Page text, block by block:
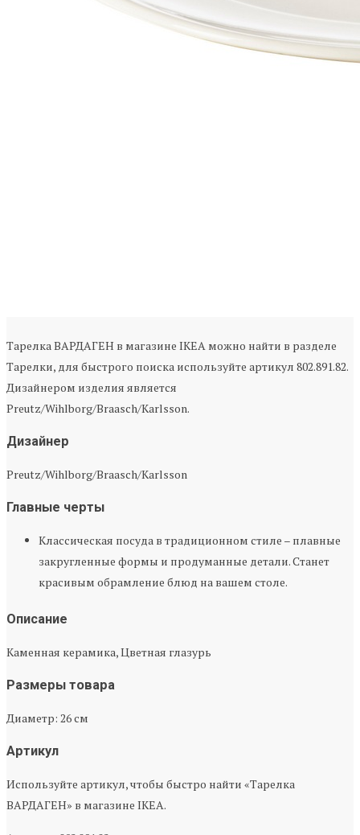
Тарелка ВАРДАГЕН в магазине IKEA можно найти в разделе
Тарелки, для быстрого поиска используйте артикул 802.891.82.
Дизайнером изделия является
Preutz/Wihlborg/Braasch/Karlsson.
Дизайнер
Preutz/Wihlborg/Braasch/Karlsson
Главные черты
Классическая посуда в традиционном стиле – плавные
закругленные формы и продуманные детали. Станет
красивым обрамление блюд на вашем столе.
Описание
Каменная керамика, Цветная глазурь
Размеры товара
Диаметр: 26 см
Артикул
Используйте артикул, чтобы быстро найти «Тарелка
ВАРДАГЕН» в магазине IKEA.